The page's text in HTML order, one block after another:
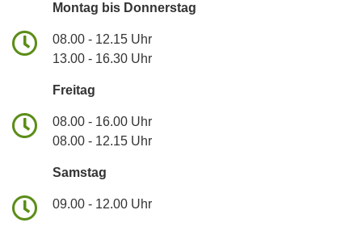
Montag bis Donnerstag
08.00 - 12.15 Uhr
13.00 - 16.30 Uhr
Freitag
08.00 - 16.00 Uhr
08.00 - 12.15 Uhr
Samstag
09.00 - 12.00 Uhr